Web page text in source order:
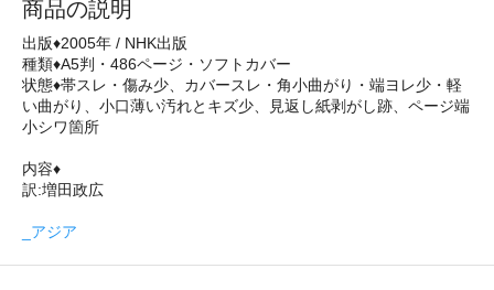
商品の説明
出版♦2005年 / NHK出版
種類♦A5判・486ページ・ソフトカバー
状態♦帯スレ・傷み少、カバースレ・角小曲がり・端ヨレ少・軽
い曲がり、小口薄い汚れとキズ少、見返し紙剥がし跡、ページ端
小シワ箇所
内容♦
訳:増田政広
_アジア